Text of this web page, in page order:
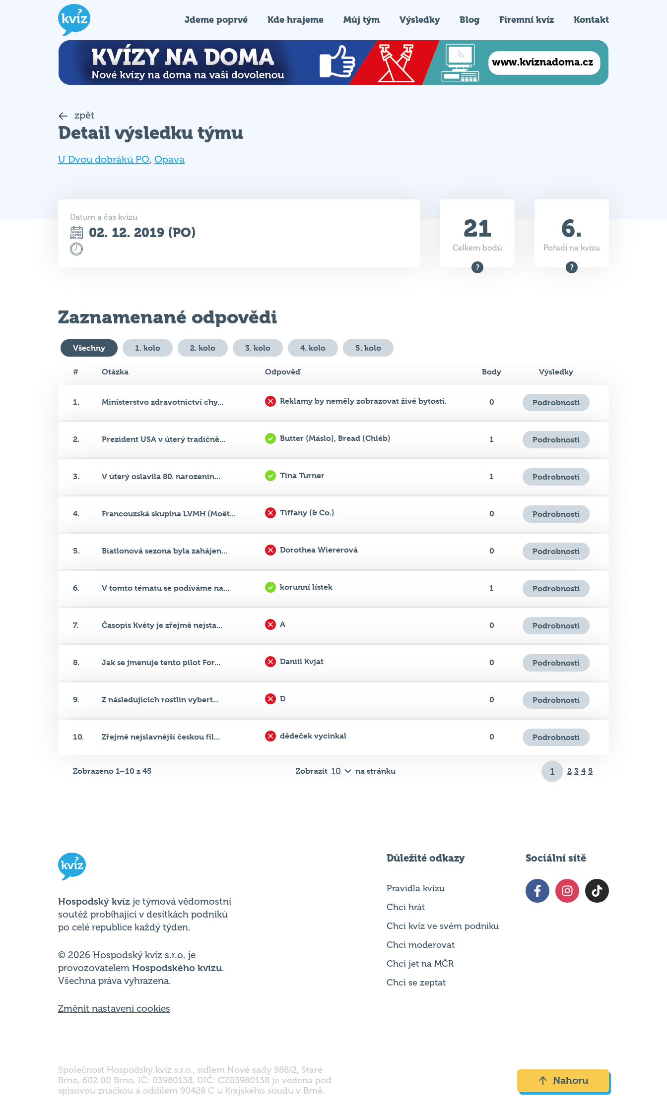
Jdeme poprvé Kde hrajeme Můj tým Výsledky Blog Firemní kvíz Kontakt
zpět
Detail výsledku týmu
U Dvou dobráků PO, Opava
Datum a čas kvízu
02. 12. 2019 (PO) 21
Celkem bodů
6.
Pořadí na kvízu
Zaznamenané odpovědi
Všechny 1. kolo 2. kolo 3. kolo 4. kolo 5. kolo
# Otázka Odpověď Body Výsledky
1. Ministerstvo zdravotnictví chy... Reklamy by neměly zobrazovat živé bytosti. 0 Podrobnosti
2. Prezident USA v úterý tradičně... Butter (Máslo), Bread (Chléb) 1 Podrobnosti
3. V úterý oslavila 80. narozenin... Tina Turner 1 Podrobnosti
4. Francouzská skupina LVMH (Moët... Tiffany (& Co.) 0 Podrobnosti
5. Biatlonová sezona byla zahájen... Dorothea Wiererová 0 Podrobnosti
6. V tomto tématu se podíváme na... korunní lístek 1 Podrobnosti
7. Časopis Květy je zřejmě nejsta... A 0 Podrobnosti
8. Jak se jmenuje tento pilot For... Daniil Kvjat 0 Podrobnosti
9. Z následujících rostlin vybert... D 0 Podrobnosti
10. Zřejmě nejslavnější českou fil... dědeček vycinkal 0 Podrobnosti
Zobrazeno 1–10 z 45 Zobrazit na stránku 2 3 4 5
Hospodský kvíz je týmová vědomostní
soutěž probíhající v desítkách podniků
po celé republice každý týden.
© 2026 Hospodský kvíz s.r.o. je
provozovatelem Hospodského kvízu.
Všechna práva vyhrazena.
Změnit nastavení cookies
Důležité odkazy
Pravidla kvízu
Chci hrát
Chci kvíz ve svém podniku
Chci moderovat
Chci jet na MČR
Chci se zeptat
Sociální sítě
Společnost Hospodský kvíz s.r.o., sídlem Nové sady 988/2, Staré
Brno, 602 00 Brno, IČ: 03980138, DIČ: CZ03980138 je vedena pod
spisovou značkou a oddílem 90428 C u Krajského soudu v Brně.
Nahoru